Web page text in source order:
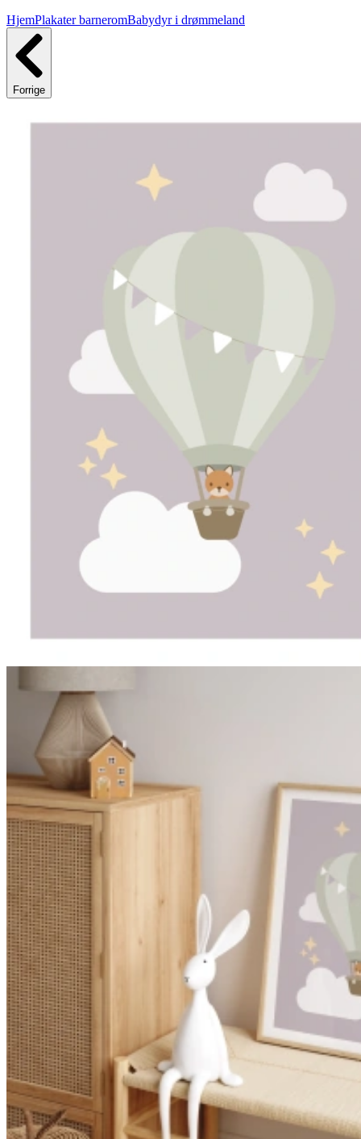
HjemPlakater barneromBabydyr i drømmeland
Forrige